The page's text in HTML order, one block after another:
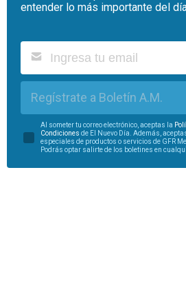
entender lo más importante del
Regístrate a Boletín A.M.
Al someter tu correo electrónico, aceptas la
Condiciones de El Nuevo Día. Además,
especiales de productos o servicios de GFR
Podrás optar salirte de los boletines en